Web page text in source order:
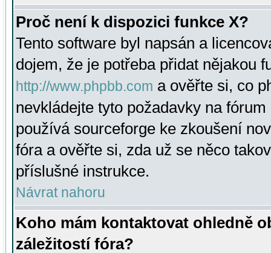
Proč není k dispozici funkce X?
Tento software byl napsán a
dojem, že je potřeba přidat nějakou
http://www.phpbb.com a ověřte si, co
nevkládejte tyto požadavky na
používá sourceforge ke zkoušení
fóra a ověřte si, zda už se něco
příslušné instrukce.
Návrat nahoru
Koho mám kontaktovat ohledně
záležitostí fóra?